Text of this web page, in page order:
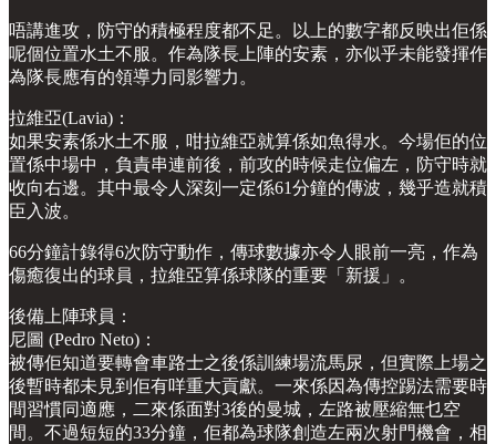
唔講進攻，防守的積極程度都不足。以上的數字都反映出佢係
呢個位置水土不服。作為隊長上陣的安素，亦似乎未能發揮作
為隊長應有的領導力同影響力。
拉維亞(Lavia)：
如果安素係水土不服，咁拉維亞就算係如魚得水。今場佢的位
置係中場中，負責串連前後，前攻的時候走位偏左，防守時就
收向右邊。其中最令人深刻一定係61分鐘的傳波，幾乎造就積
臣入波。
66分鐘計錄得6次防守動作，傳球數據亦令人眼前一亮，作為
傷癒復出的球員，拉維亞算係球隊的重要「新援」。
後備上陣球員：
尼圖 (Pedro Neto)：
被傳佢知道要轉會車路士之後係訓練場流馬尿，但實際上場之
後暫時都未見到佢有咩重大貢獻。一來係因為傳控踢法需要時
間習慣同適應，二來係面對3後的曼城，左路被壓縮無乜空
間。不過短短的33分鐘，佢都為球隊創造左兩次射門機會，相